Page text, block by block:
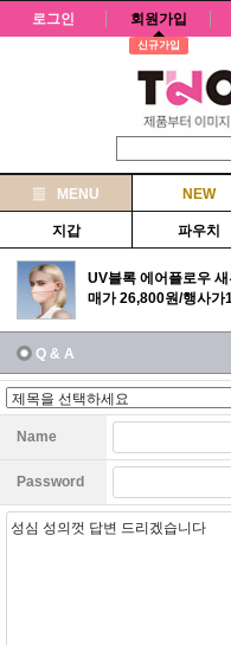
로그인 회원가입
신규가입
MENU NEW
지갑 파우치
UV블록 에어플로우
매가 26,800원/행사가
Q & A
Name
Password